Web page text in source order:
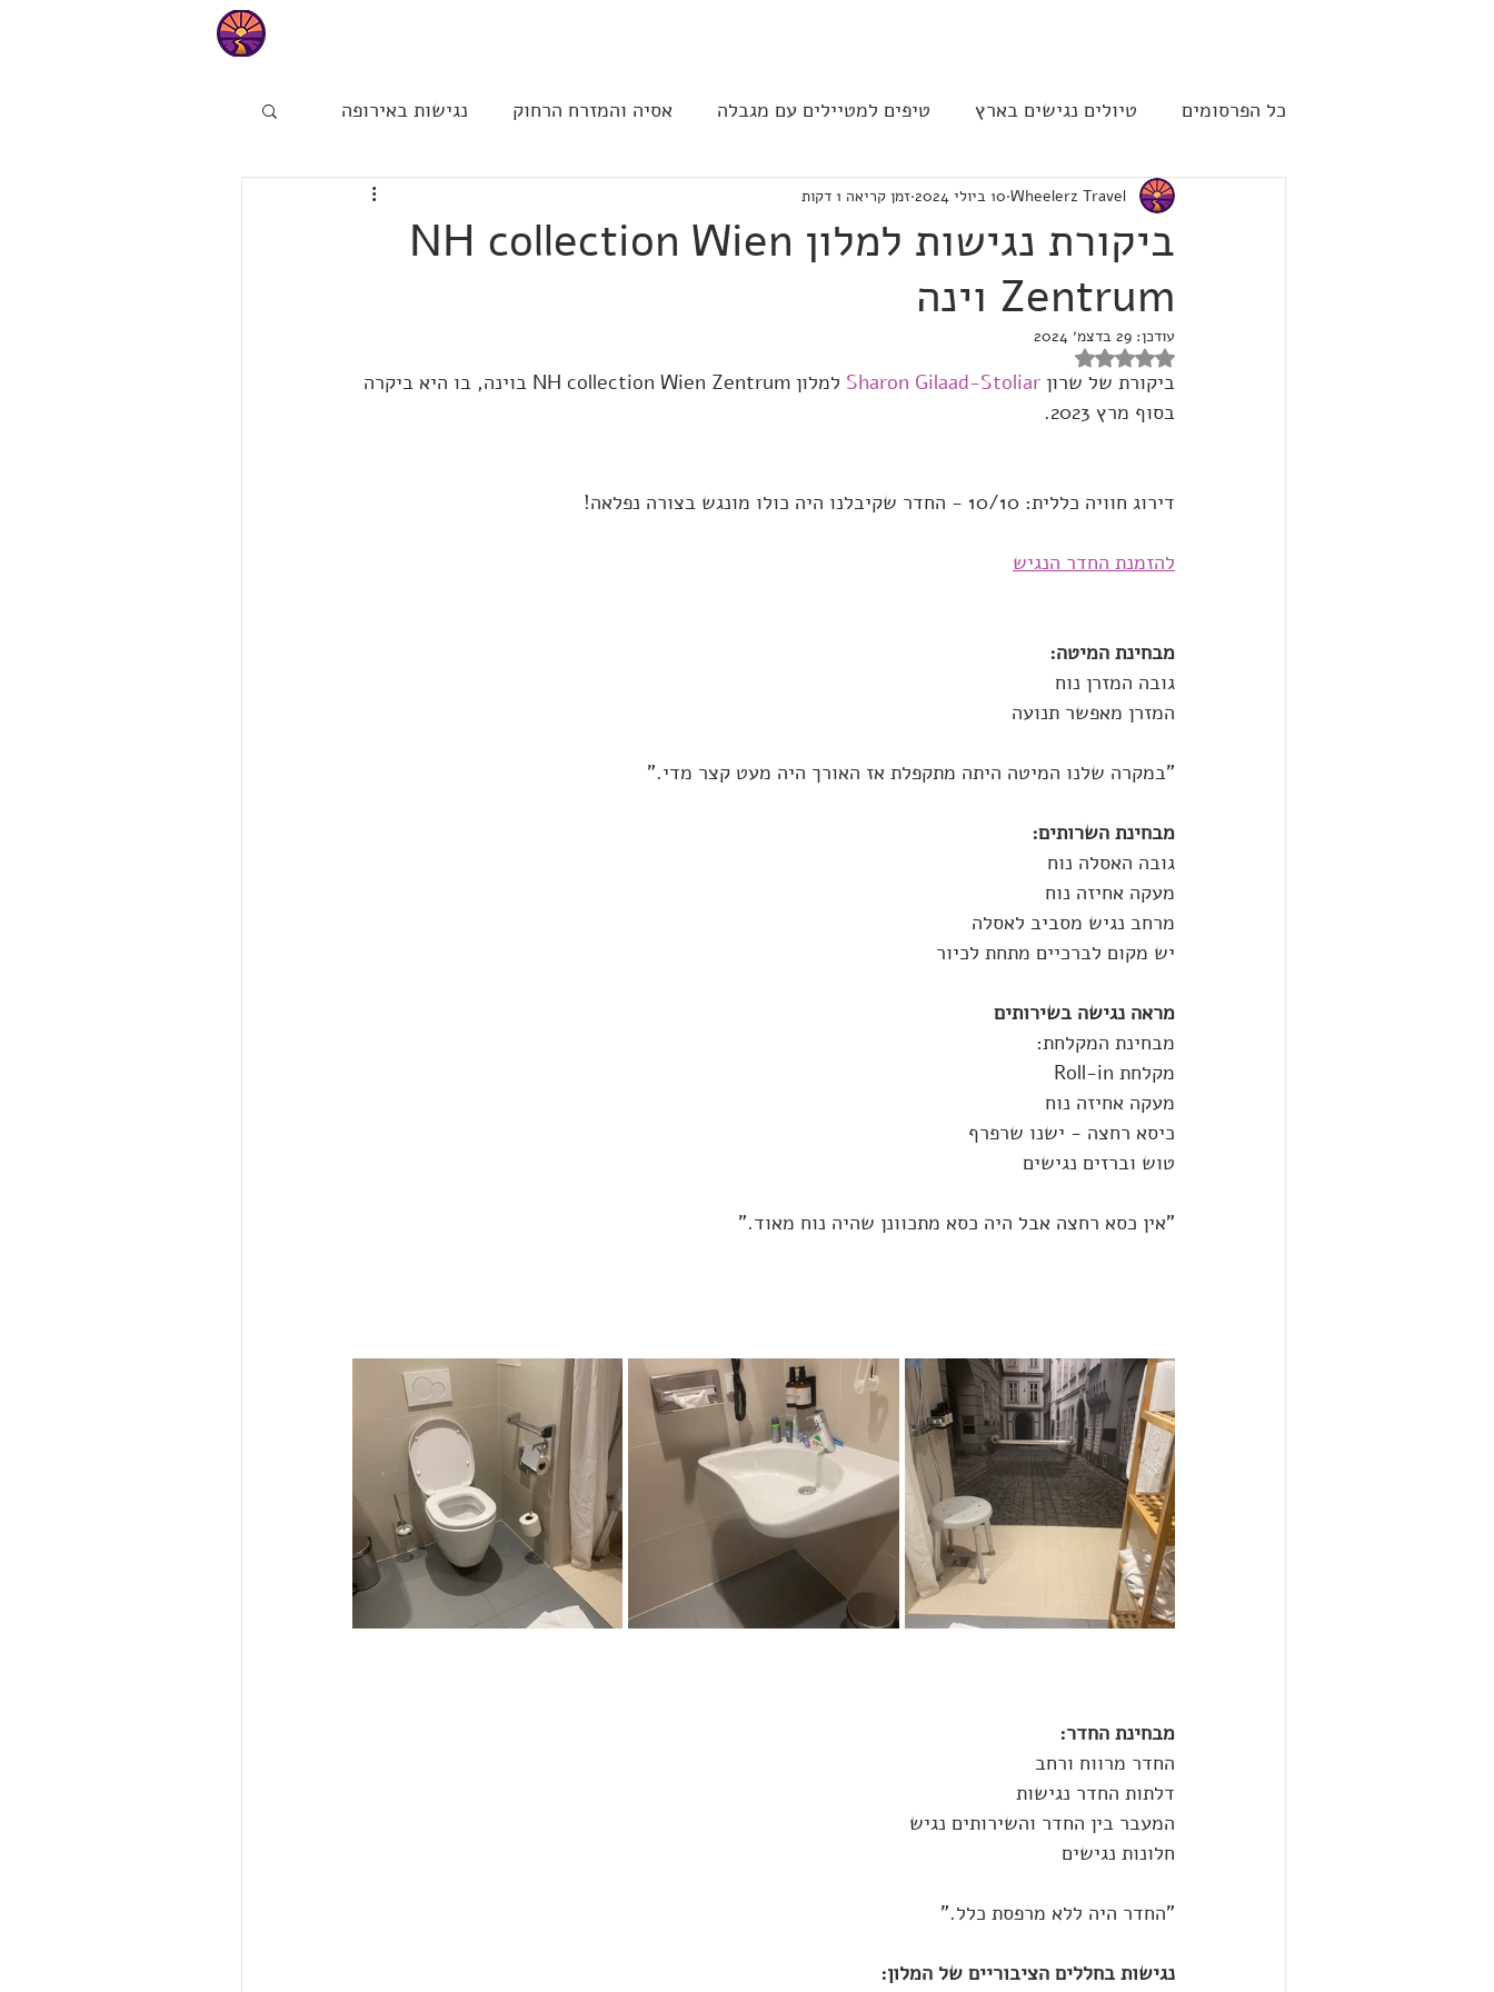
כל הפרסומים טיולים נגישים בארץ טיפים למטיילים עם מגבלה אסיה והמזרח הרחוק נגישות באירופה
שייט תענוגות - קרוז ארה"ב וצפון אמריקה נגישות בבתי מלון הפינה של מיכל
ביקורת נגישות למלון NH collection Wien
Zentrum וינה
Wheelerz Travel 10 ביולי 2024 זמן קריאה 1 דקות
עודכן: 29 בדצמ׳ 2024
דירוג של NaN מתוך 5 כוכבים
ביקורת של שרון Sharon Gilaad-Stoliar
למלון NH collection Wien Zentrum בוינה, בו היא ביקרה
בסוף מרץ 2023.
דירוג חוויה כללית: 10/10 - החדר שקיבלנו היה כולו מונגש בצורה נפלאה!
להזמנת החדר הנגיש
מבחינת המיטה:
גובה המזרן נוח
המזרן מאפשר תנועה
"במקרה שלנו המיטה היתה מתקפלת אז האורך היה מעט קצר מדי."
מבחינת השרותים:
גובה האסלה נוח
מעקה אחיזה נוח
מרחב נגיש מסביב לאסלה
יש מקום לברכיים מתחת לכיור
מראה נגישה בשירותים
מבחינת המקלחת:
מקלחת Roll-in
מעקה אחיזה נוח
כיסא רחצה - ישנו שרפרף
טוש וברזים נגישים
"אין כסא רחצה אבל היה כסא מתכוונן שהיה נוח מאוד."
מבחינת החדר:
החדר מרווח ורחב
דלתות החדר נגישות
המעבר בין החדר והשירותים נגיש
חלונות נגישים
"החדר היה ללא מרפסת כלל."
נגישות בחללים הציבוריים של המלון: